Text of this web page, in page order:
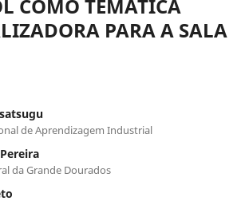
COMO TEMÁTICA
PARA A SALA
de Aprendizagem Industrial
da Grande Dourados